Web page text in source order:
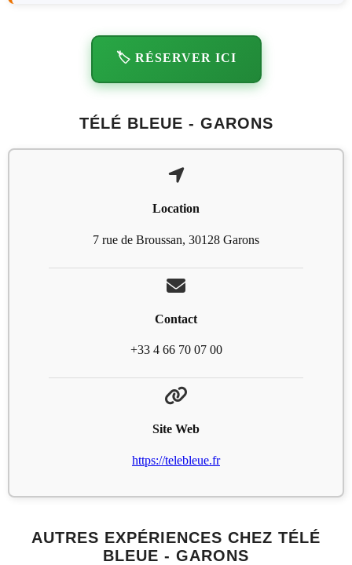
🏷️ RÉSERVER ICI
TÉLÉ BLEUE - GARONS
Location
7 rue de Broussan, 30128 Garons
Contact
+33 4 66 70 07 00
Site Web
https://telebleue.fr
AUTRES EXPÉRIENCES CHEZ TÉLÉ
BLEUE - GARONS